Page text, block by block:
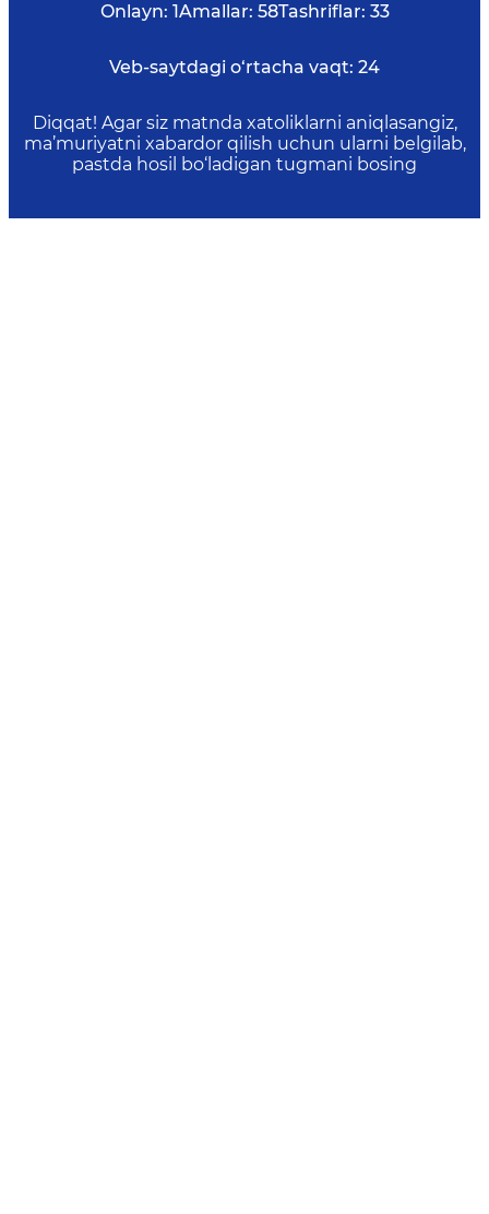
Onlayn: 1Amallar: 58Tashriflar: 33
Veb-saytdagi o‘rtacha vaqt: 24
Diqqat! Agar siz matnda xatoliklarni aniqlasangiz,
ma’muriyatni xabardor qilish uchun ularni belgilab,
pastda hosil bo‘ladigan tugmani bosing